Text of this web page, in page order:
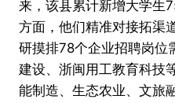
来，该县累计新增大学生
方面，他们精准对接拓渠
研摸排78个企业招聘岗位
建设、浙闽用工教育科技
能制造、生态农业、文旅